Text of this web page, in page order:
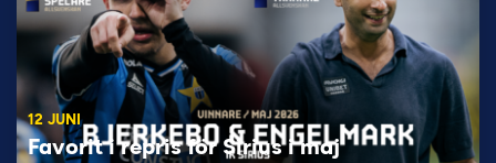
12 JUNI
Favorit i repris för Sirius i maj